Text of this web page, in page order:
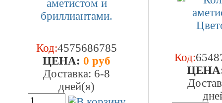
Код:4575686785
ЦEHA: 0 руб
Доставка: 6-8
дней(я)
Код: